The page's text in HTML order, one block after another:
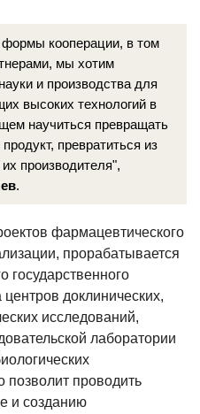
кооперации, в том
мы хотим
и производства для
высоких технологий в
научиться превращать
превратиться из
производителя",
.
фармацевтического
прорабатывается
государственного
доклинических,
исследований,
лаборатории
позволит проводить
и созданию